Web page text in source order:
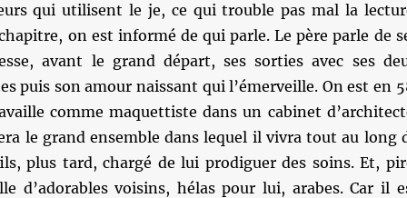
qui utilisent le je, ce qui trouble pas mal la
on est informé de qui parle. Le père parle de
avant le grand départ, ses sorties avec ses
puis son amour naissant qui l’émerveille. On est en
comme maquettiste dans un cabinet
le grand ensemble dans lequel il vivra tout au long
plus tard, chargé de lui prodiguer des soins. Et,
d’adorables voisins, hélas pour lui, arabes. Car il